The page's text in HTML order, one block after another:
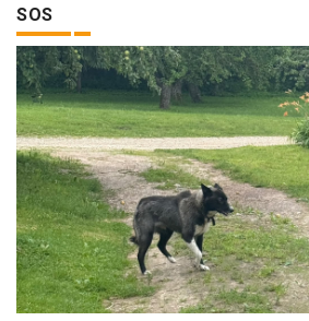
SOS